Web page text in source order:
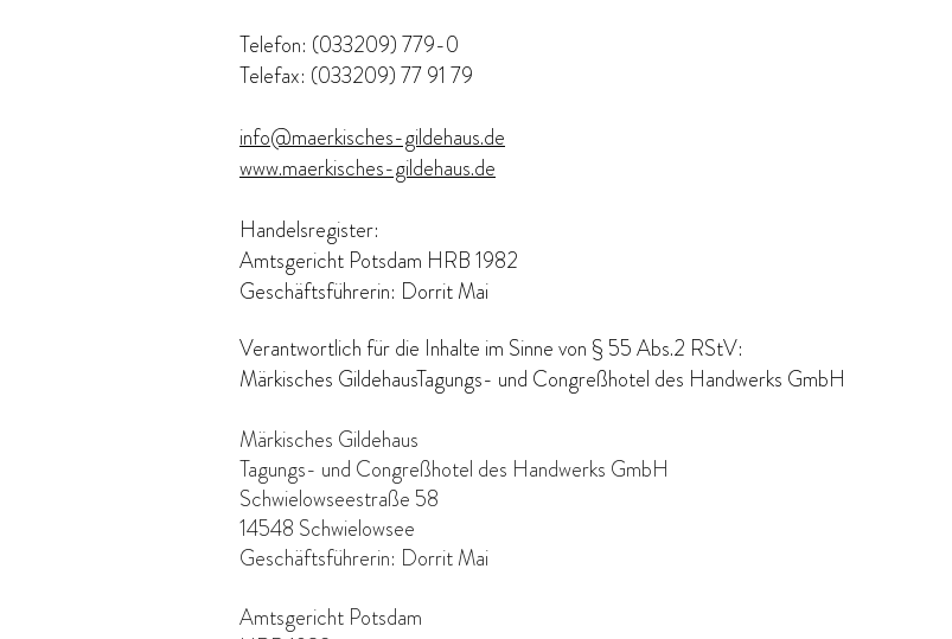
Telefon: (033209) 779-0
Telefax: (033209) 77 91 79
info@maerkisches-gildehaus.de
www.maerkisches-gildehaus.de
Handelsregister:
Amtsgericht Potsdam HRB 1982
Geschäftsführerin: Dorrit Mai
​Verantwortlich für die Inhalte im Sinne von § 55 Abs.2 RStV:
Märkisches GildehausTagungs- und Congreßhotel des Handwerks GmbH
Märkisches Gildehaus
Tagungs- und Congreßhotel des Handwerks GmbH
Schwielowseestraße 58
14548 Schwielowsee
Geschäftsführerin: Dorrit Mai
Amtsgericht Potsdam